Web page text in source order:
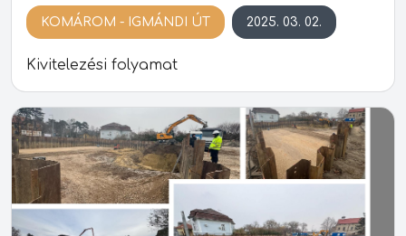
KOMÁROM - IGMÁNDI ÚT 2025. 03. 02.
Kivitelezési folyamat